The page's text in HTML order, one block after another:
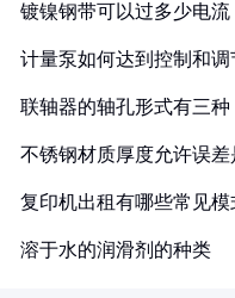
镀镍钢带可以过多少电流
计量泵如何达到控制和
联轴器的轴孔形式有三
不锈钢材质厚度允许误差
复印机出租有哪些常见模
溶于水的润滑剂的种类